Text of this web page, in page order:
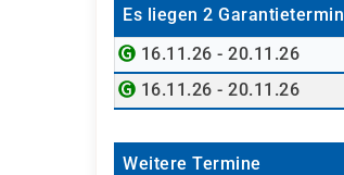
Es liegen 2
16.11.26 - 20.11.26
16.11.26 - 20.11.26
Weitere Termine